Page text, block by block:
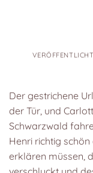
Der gestrichene
der Tür, und
Schwarzwald
Henri richtig
erklären müssen,